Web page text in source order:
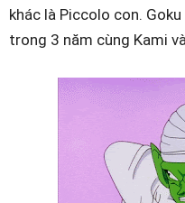
khác là Piccolo con.
trong 3 năm cùng Kami